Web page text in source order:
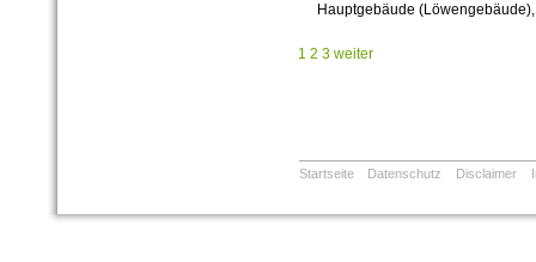
Hauptgebäude
1 2 3 weiter
Startseite Datenschutz Disclaimer